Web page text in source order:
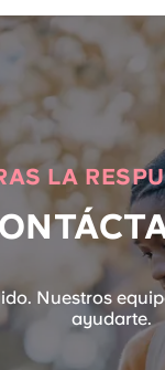
LA
Nuestros
ayudarte.